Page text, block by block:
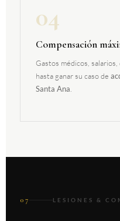
04
Compensación
Gastos médicos,
hasta ganar su caso de
Santa Ana
07 LESIONES &